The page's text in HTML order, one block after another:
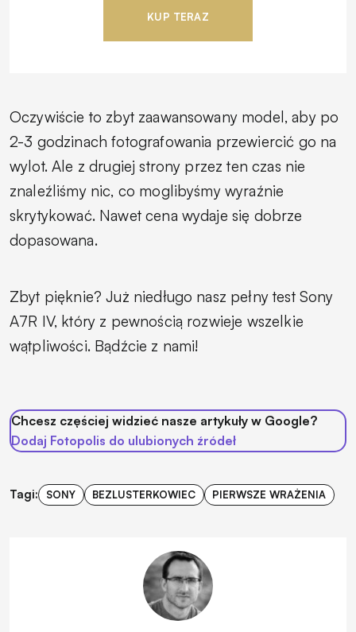
KUP TERAZ
Oczywiście to zbyt zaawansowany model, aby po
2-3 godzinach fotografowania przewiercić go na
wylot. Ale z drugiej strony przez ten czas nie
znaleźliśmy nic, co moglibyśmy wyraźnie
skrytykować. Nawet cena wydaje się dobrze
dopasowana.
Zbyt pięknie? Już niedługo nasz pełny test Sony
A7R IV, który z pewnością rozwieje wszelkie
wątpliwości. Bądźcie z nami!
Chcesz częściej widzieć nasze artykuły w Google?
Dodaj Fotopolis do ulubionych źródeł
Tagi: SONY BEZLUSTERKOWIEC PIERWSZE WRAŻENIA